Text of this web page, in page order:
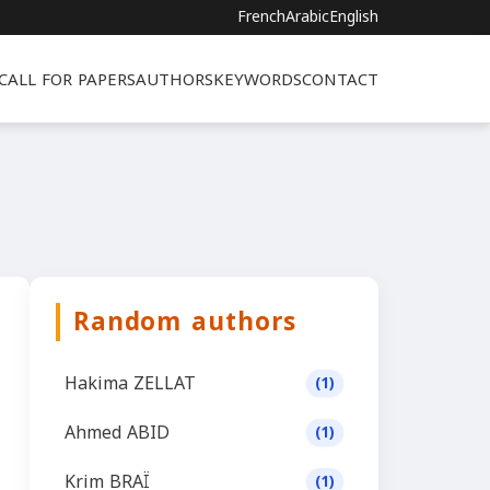
FrenchArabicEnglish
FOR PAPERSAUTHORSKEYWORDSCONTACT
Random authors
Hakima ZELLAT (1)
Ahmed ABID (1)
Krim BRAÏ (1)